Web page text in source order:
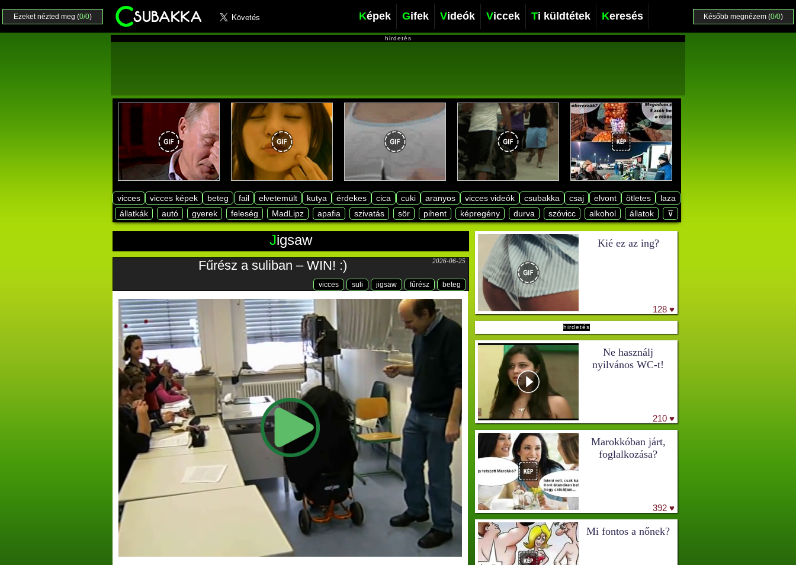
Ezeket nézted meg (0/0) Később megnézem (0/0)
Képek Gifek Videók Viccek Ti küldtétek Keresés
hirdetés
vicces vicces képek beteg fail elvetemült kutya érdekes cica cuki aranyos vicces videók csubakka csaj elvont ötletes
laza
állatkák
autó gyerek feleség MadLipz apafia szivatás sör pihent képregény durva szóvicc alkohol állatok ⊽
jigsaw
2026-06-25
Fűrész a suliban – WIN! :)
beteg
fűrész
jigsaw
suli
vicces
Kié ez az ing?
128 ♥
hirdetés
Ne használj
nyilvános WC-t!
210 ♥
Marokkóban járt,
foglalkozása?
392 ♥
Mi fontos a nőnek?